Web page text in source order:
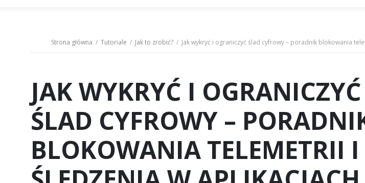
Strona główna / Tutoriale / Jak to zrobić?/ Jak wykryć i ograniczyć ślad cyfrowy – poradnik blokowania
JAK WYKRYĆ I OGRANICZYĆ
ŚLAD CYFROWY –
BLOKOWANIA TELEMETRII I